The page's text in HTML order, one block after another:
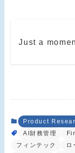
Just a
Product
AI財務管理
フィンテック
ロ